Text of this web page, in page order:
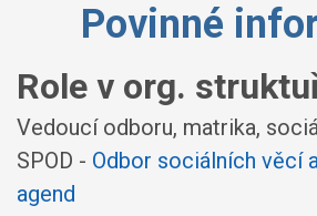
Povinné
Role v org.
Vedoucí odboru, matrika,
SPOD - Odbor sociálních věcí
agend